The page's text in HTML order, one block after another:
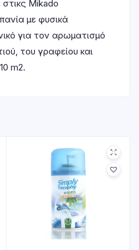
Mikado
με φυσικά
για τον αρωματισμό
του γραφείου και
m2.